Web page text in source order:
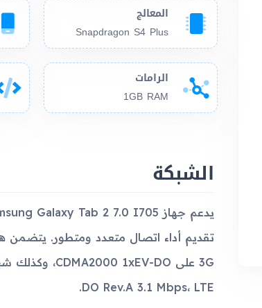
المعالج
Snapdragon S4 Plus
الرامات
1GB RAM
الشبكة
DO Rev.A 3.1 Mbps، LTE.